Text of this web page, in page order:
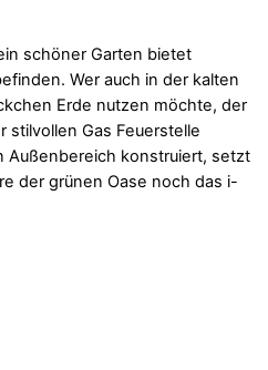
schöner Garten bietet
Wer auch in der kalten
Erde nutzen möchte, der
stilvollen Gas Feuerstelle
Außenbereich konstruiert, setzt
der grünen Oase noch das i-